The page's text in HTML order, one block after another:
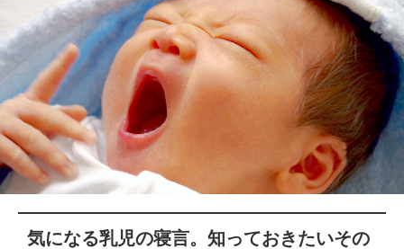
気になる乳児の寝言。知っておきたいその